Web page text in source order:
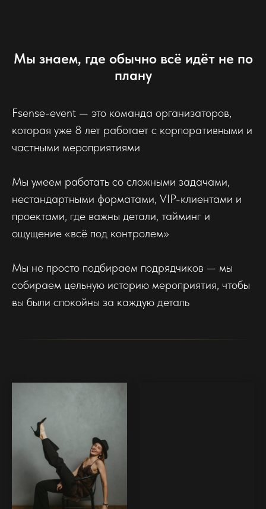
Мы знаем, где обычно всё идёт не по
плану
Fsense-event — это команда организаторов,
которая уже 8 лет работает с корпоративными и
частными мероприятиями
Мы умеем работать со сложными задачами,
нестандартными форматами, VIP-клиентами и
проектами, где важны детали, тайминг и
ощущение «всё под контролем»
Мы не просто подбираем подрядчиков — мы
собираем цельную историю мероприятия, чтобы
вы были спокойны за каждую деталь